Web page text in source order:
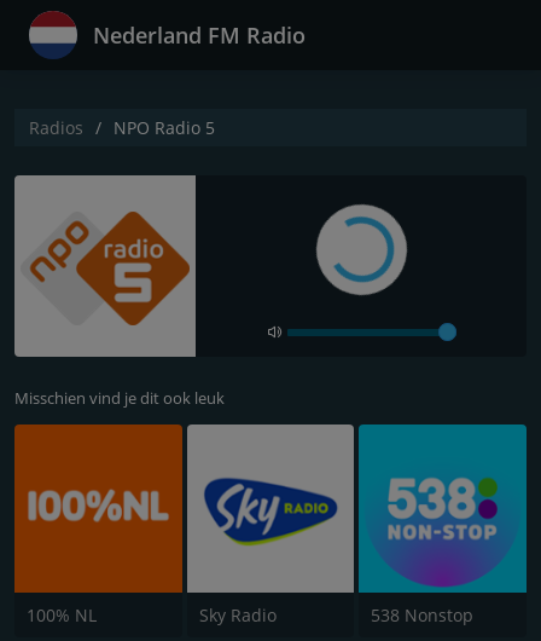
Nederland FM Radio
Radios NPO Radio 5
Misschien vind je dit ook leuk
100% NL Sky Radio 538 Nonstop